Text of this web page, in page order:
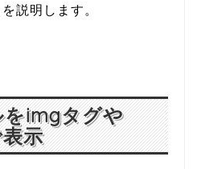
説明します。
をimgタグや
示